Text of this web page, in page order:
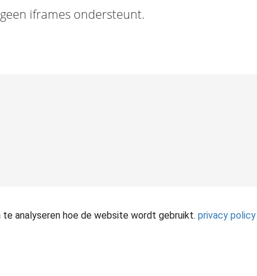
iframes ondersteunt.
analyseren hoe de website wordt gebruikt. privacy policy